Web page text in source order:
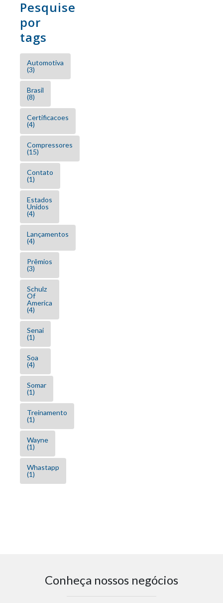
Pesquise
por
tags
Automotiva
(3)
Brasil
(8)
Certificacoes
(4)
Compressores
(15)
Contato
(1)
Estados
Unidos
(4)
Lançamentos
(4)
Prêmios
(3)
Schulz
Of
America
(4)
Senai
(1)
Soa
(4)
Somar
(1)
Treinamento
(1)
Wayne
(1)
Whastapp
(1)
Conheça nossos negócios